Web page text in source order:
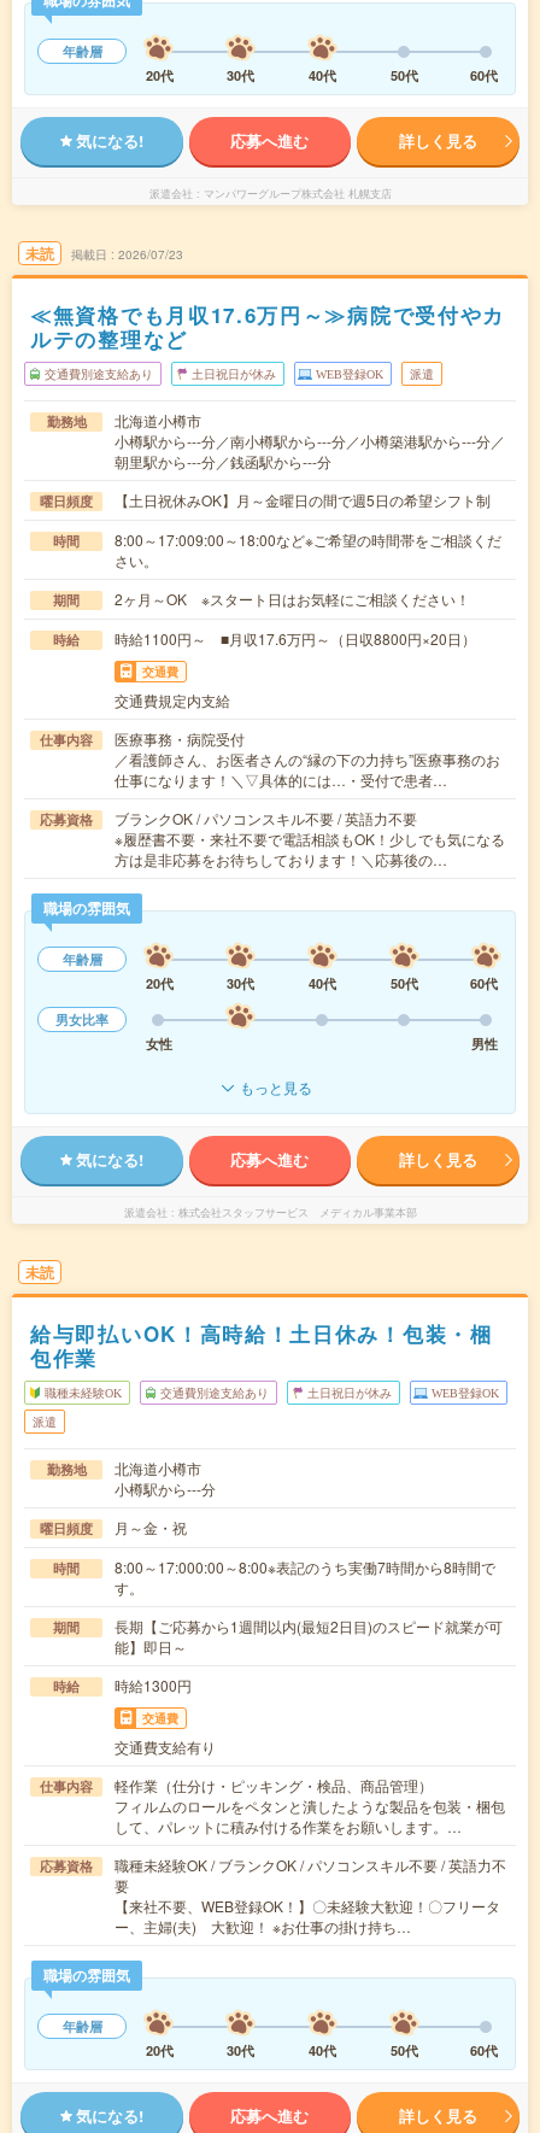
年齢層
20代
30代 40代 50代 60代
気になる! 応募へ進む 詳しく見る
派遣会社 マンパワーグループ株式会社 札幌支店
未読 掲載日 2026/07/23
≪無資格でも月収17.6万円～≫病院で受付やカ
ルテの整理など
交通費別途支給あり 土日祝日が休み WEB登録OK 派遣
勤務地
北海道小樽市
小樽駅から---分／南小樽駅から---分／小樽築港駅から---分／
朝里駅から---分／銭函駅から---分
曜日頻度 【土日祝休みOK】月～金曜日の間で週5日の希望シフト制
時間
8:00～17:009:00～18:00など※ご希望の時間帯をご相談くだ
さい。
期間 2ヶ月～OK ※スタート日はお気軽にご相談ください！
時給 時給1100円～ ■月収17.6万円～（日収8800円×20日）
交通費
交通費規定内支給
仕事内容
医療事務・病院受付
／看護師さん、お医者さんの“縁の下の力持ち”医療事務のお
仕事になります！＼▽具体的には…・受付で患者…
応募資格
ブランクOK / パソコンスキル不要 / 英語力不要
※履歴書不要・来社不要で電話相談もOK！少しでも気になる
方は是非応募をお待ちしております！＼応募後の…
職場の雰囲気
年齢層
20代
30代 40代 50代
60代
男女比率
女性
男性
もっと見る
気になる! 応募へ進む 詳しく見る
派遣会社 株式会社スタッフサービス メディカル事業本部
未読
給与即払いOK！高時給！土日休み！包装・梱
包作業
職種未経験OK 交通費別途支給あり 土日祝日が休み WEB登録OK
派遣
勤務地
北海道小樽市
小樽駅から---分
曜日頻度 月～金・祝
時間
8:00～17:000:00～8:00※表記のうち実働7時間から8時間で
す。
期間
長期【ご応募から1週間以内(最短2日目)のスピード就業が可
能】即日～
時給 時給1300円
交通費
交通費支給有り
仕事内容
軽作業（仕分け・ピッキング・検品、商品管理）
フィルムのロールをペタンと潰したような製品を包装・梱包
して、パレットに積み付ける作業をお願いします。…
応募資格
職種未経験OK / ブランクOK / パソコンスキル不要 / 英語力不
要
【来社不要、WEB登録OK！】〇未経験大歓迎！〇フリータ
ー、主婦(夫) 大歓迎！ ※お仕事の掛け持ち…
職場の雰囲気
年齢層
20代
30代 40代 50代 60代
気になる! 応募へ進む 詳しく見る